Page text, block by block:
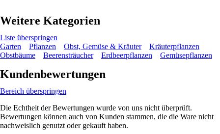
Weitere Kategorien
Liste überspringen
Garten
Pflanzen Obst, Gemüse & Kräuter
Kräuterpflanzen
Obstbäume
Beerensträucher Erdbeerpflanzen Gemüsepflanzen
Kundenbewertungen
Bereich überspringen
Die Echtheit der Bewertungen wurde von uns nicht überprüft.
Bewertungen können auch von Kunden stammen, die die Ware nicht
nachweislich genutzt oder gekauft haben.